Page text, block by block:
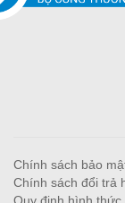
Chính sách bảo
Chính sách đổi trả